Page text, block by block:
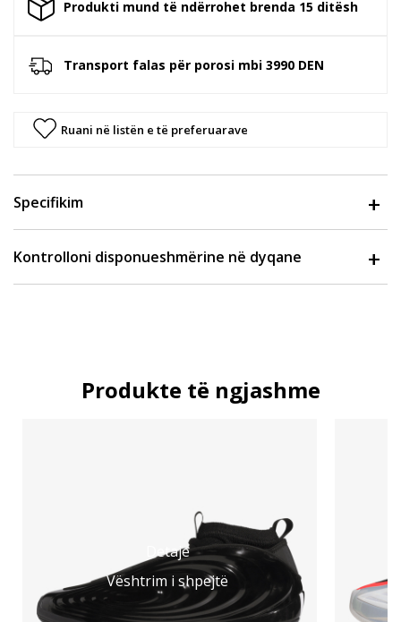
Produkti mund të ndërrohet brenda 15 ditësh
Transport falas për porosi mbi 3990 DEN
Ruani në listën e të preferuarave
Specifikim
Kontrolloni disponueshmërine në dyqane
Produkte të ngjashme
Detaje
Vështrim i shpejtë